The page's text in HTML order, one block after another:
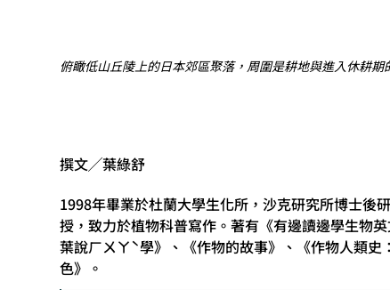
俯瞰低山丘陵上的日本郊區聚落，周圍是耕地與進入休耕
撰文╱葉綠舒
1998年畢業於杜蘭大學生化所，沙克研究所博士
授，致力於植物科普寫作。著有《有邊讀邊學生物
葉說ㄏㄨㄚˋ學》、《作物的故事》、《作物人類
色》。